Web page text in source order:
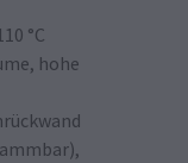
°C
hohe